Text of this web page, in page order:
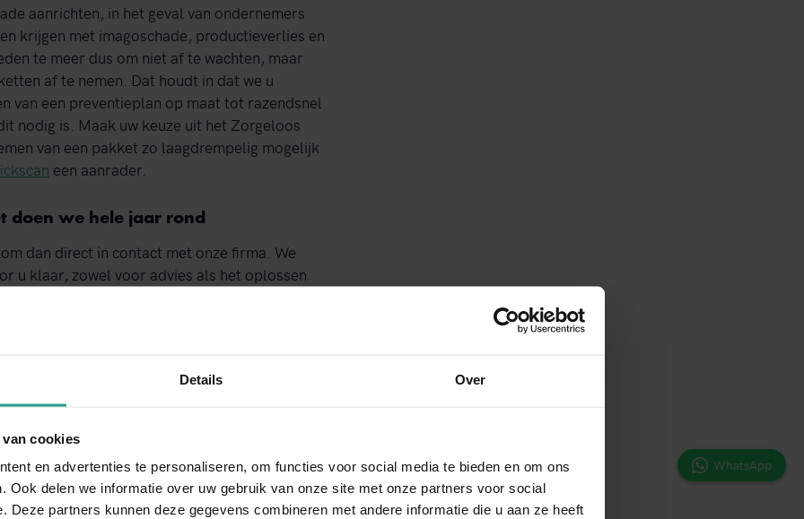
Details Over
cookies
en advertenties te personaliseren, om functies voor social media te bieden en om ons
Ook delen we informatie over uw gebruik van onze site met onze partners voor social
Deze partners kunnen deze gegevens combineren met andere informatie die u aan ze heeft
aanrichten, in het geval van ondernemers
krijgen met imagoschade, productieverlies en
te meer dus om niet af te wachten, maar
af te nemen. Dat houdt in dat we u
van een preventieplan op maat tot razendsnel
nodig is. Maak uw keuze uit het Zorgeloos
van een pakket zo laagdrempelig mogelijk
een aanrader.
doen we hele jaar rond
dan direct in contact met onze firma. We
u klaar, zowel voor advies als het oplossen
op door te bellen naar
u in elk geval zo gemakkelijk mogelijk,
klantvriendelijke service. Ontdek het zelf, en
WhatsApp